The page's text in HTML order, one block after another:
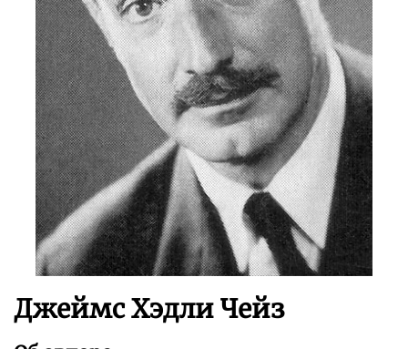
Джеймс Хэдли Чейз